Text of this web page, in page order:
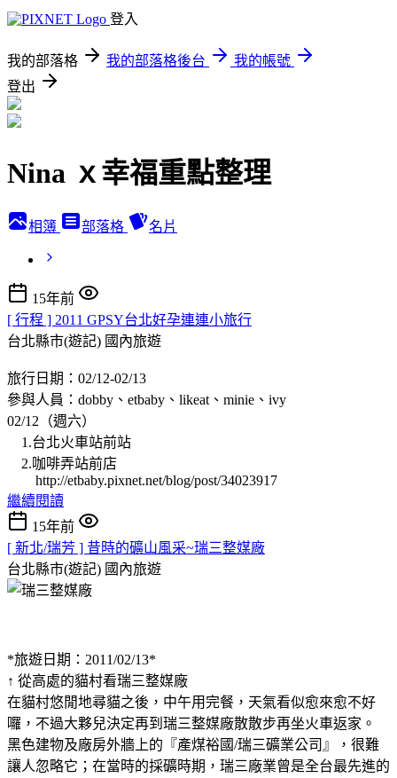
登入
我的部落格 我的部落格後台
我的帳號
登出
Nina ｘ幸福重點整理
相簿 部落格 名片
15年前
[ 行程 ] 2011 GPSY台北好孕連連小旅行
台北縣市(遊記) 國內旅遊
旅行日期：02/12-02/13
參與人員：dobby、etbaby、likeat、minie、ivy
02/12（週六）
1.台北火車站前站
2.咖啡弄站前店
http://etbaby.pixnet.net/blog/post/34023917
繼續閱讀
15年前
[ 新北/瑞芳 ] 昔時的礦山風采~瑞三整媒廠
台北縣市(遊記) 國內旅遊
*旅遊日期：2011/02/13*
↑ 從高處的貓村看瑞三整媒廠
在貓村悠閒地尋貓之後，中午用完餐，天氣看似愈來愈不好
囉，不過大夥兒決定再到瑞三整媒廠散散步再坐火車返家。
黑色建物及廠房外牆上的『產煤裕國/瑞三礦業公司』，很難
讓人忽略它；在當時的採礦時期，瑞三廠業曾是全台最先進的